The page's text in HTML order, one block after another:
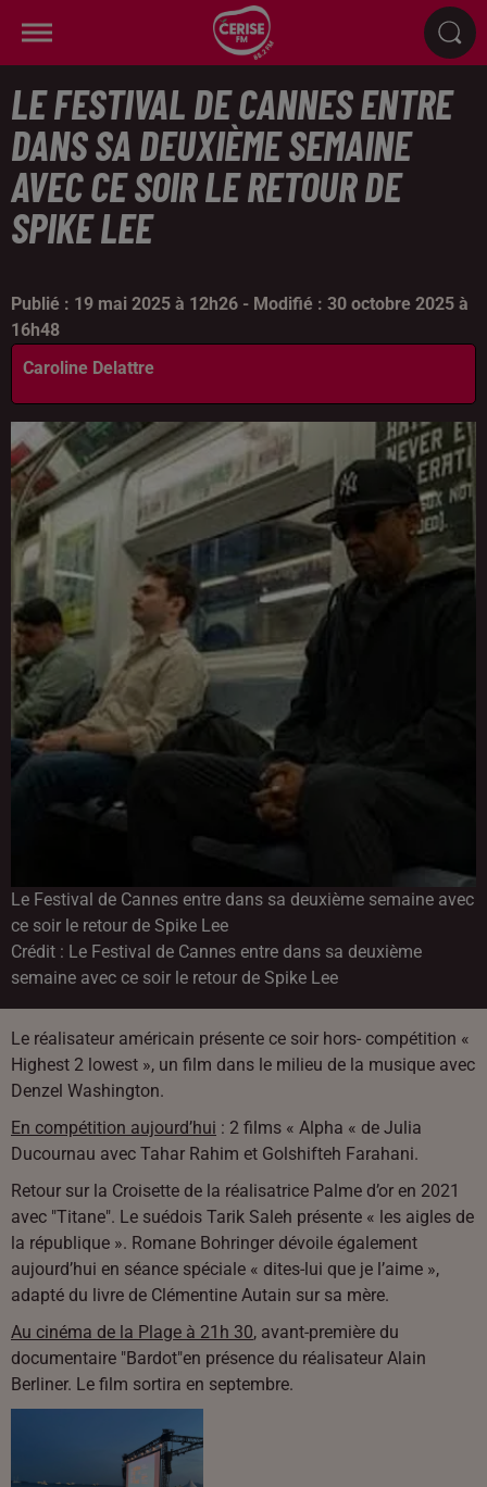
LE FESTIVAL DE CANNES ENTRE
DANS SA DEUXIÈME SEMAINE
AVEC CE SOIR LE RETOUR DE
SPIKE LEE
Publié : 19 mai 2025 à 12h26 - Modifié : 30 octobre 2025 à
16h48
Caroline Delattre
Le Festival de Cannes entre dans sa deuxième semaine avec
ce soir le retour de Spike Lee
Crédit : Le Festival de Cannes entre dans sa deuxième
semaine avec ce soir le retour de Spike Lee
Le réalisateur américain présente ce soir hors- compétition «
Highest 2 lowest », un film dans le milieu de la musique avec
Denzel Washington.
En compétition aujourd’hui : 2 films « Alpha « de Julia
Ducournau avec Tahar Rahim et Golshifteh Farahani.
Retour sur la Croisette de la réalisatrice Palme d’or en 2021
avec "Titane". Le suédois Tarik Saleh présente « les aigles de
la république ». Romane Bohringer dévoile également
aujourd’hui en séance spéciale « dites-lui que je l’aime »,
adapté du livre de Clémentine Autain sur sa mère.
Au cinéma de la Plage à 21h 30, avant-première du
documentaire "Bardot"en présence du réalisateur Alain
Berliner. Le film sortira en septembre.